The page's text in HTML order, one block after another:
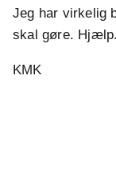
Jeg har virkelig
skal gøre.
KMK